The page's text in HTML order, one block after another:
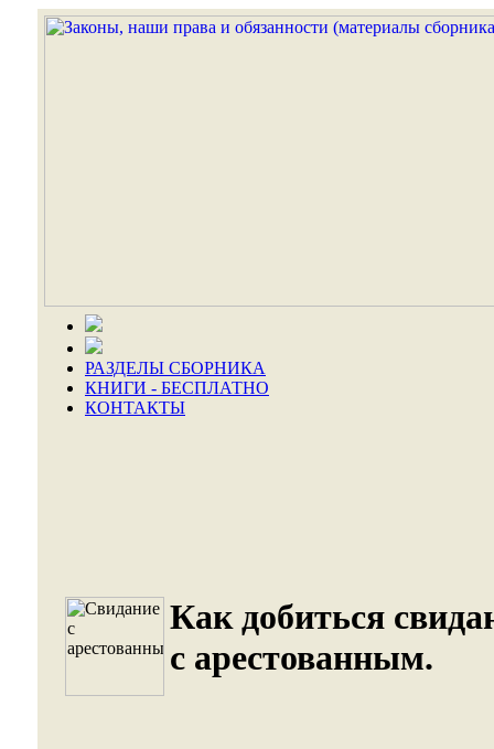
РАЗДЕЛЫ СБОРНИКА
КНИГИ - БЕСПЛАТНО
КОНТАКТЫ
Как добиться
с арестованным.